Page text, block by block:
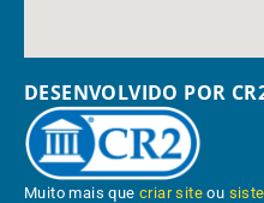
DESENVOLVIDO POR
Muito mais quecriar site ou